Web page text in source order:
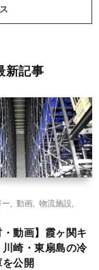
新記事
ー
動画 物流施設
・動画】霞ヶ関キ
川崎・東扇島の冷
公開